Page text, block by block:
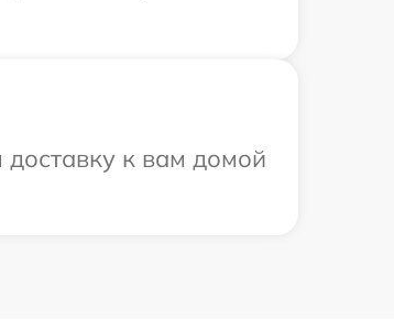
к вам домой